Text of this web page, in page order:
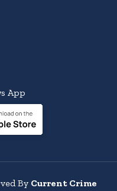
App
By Current Crime